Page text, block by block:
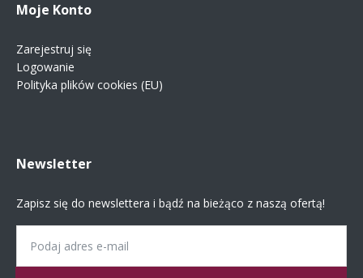
Moje Konto
Zarejestruj się
Logowanie
Polityka plików cookies (EU)
Newsletter
Zapisz się do newslettera i bądź na bieżąco z naszą ofertą!